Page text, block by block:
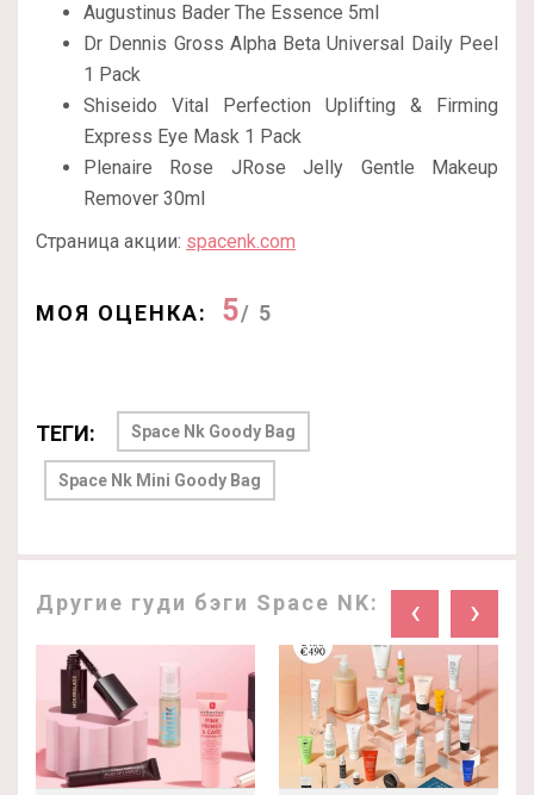
Augustinus Bader The Essence 5ml
Dr Dennis Gross Alpha Beta Universal Daily Peel
1 Pack
Shiseido Vital Perfection Uplifting & Firming
Express Eye Mask 1 Pack
Plenaire Rose JRose Jelly Gentle Makeup
Remover 30ml
Страница акции: spacenk.com
МОЯ ОЦЕНКА: 5/ 5
ТЕГИ: Space Nk Goody Bag
Space Nk Mini Goody Bag
Другие гуди бэги Space NK: ‹ ›